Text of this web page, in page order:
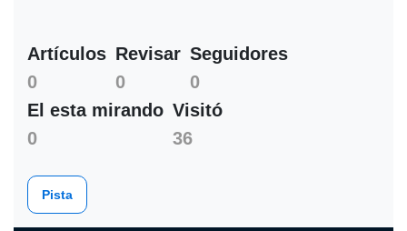
Artículos
0
Revisar
0
Seguidores
0
El esta mirando
0
Visitó
36
Pista